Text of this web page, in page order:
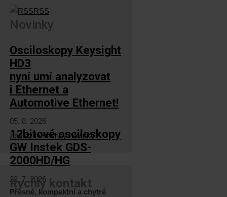
RSS
Novinky
Osciloskopy Keysight
HD3
nyní umí analyzovat
i Ethernet a
Automotive Ethernet!
05. 8. 2026
12bitové osciloskopy
GW Instek GDS-
2000HD/HG
22. 7. 2026
Přesné, kompaktní a chytré
Zobrazit všechny novinky
Rychlý kontakt